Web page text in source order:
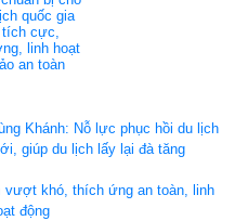
quốc gia
cực,
linh hoạt
an toàn
Khánh: Nỗ lực phục hồi du lịch
giúp du lịch lấy lại đà tăng
vượt khó, thích ứng an toàn, linh
động